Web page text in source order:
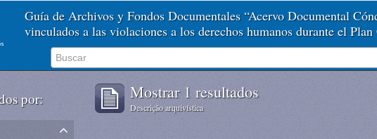
Guía de Archivos y Fondos Documentales “Acervo Documental
vinculados a las violaciones a los derechos humanos durante el
por: Mostrar 1 resultados
Descrição arquivística